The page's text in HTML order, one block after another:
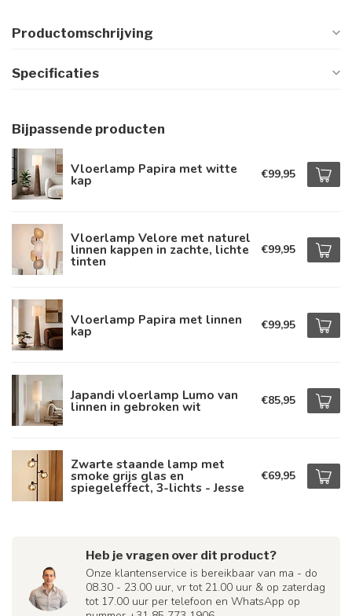
Productomschrijving
Specificaties
Bijpassende producten
Vloerlamp Papira met witte
kap €99,95
Vloerlamp Velore met naturel
linnen kappen in zachte, lichte
tinten
€99,95
Vloerlamp Papira met linnen
kap €99,95
Japandi vloerlamp Lumo van
linnen in gebroken wit €85,95
Zwarte staande lamp met
smoke grijs glas en
spiegeleffect, 3-lichts - Jesse
€69,95
Heb je vragen over dit product?
Onze klantenservice is bereikbaar van ma - do
08.30 - 23.00 uur, vr tot 21.00 uur & op zaterdag
tot 17.00 uur per telefoon en WhatsApp op